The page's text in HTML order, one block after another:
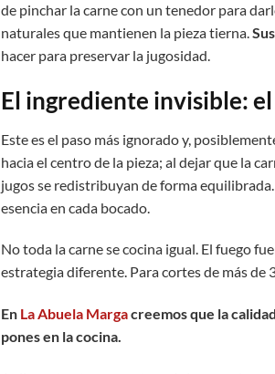
de pinchar la carne con un tenedor para
naturales que mantienen la pieza tierna.
hacer para preservar la jugosidad.
El ingrediente invisible:
Este es el paso más ignorado y,
hacia el centro de la pieza; al dejar que la
jugos se redistribuyan de forma
esencia en cada bocado.
No toda la carne se cocina igual. El fuego
estrategia diferente. Para cortes de más de
En La Abuela Margacreemos que la
pones en la cocina.